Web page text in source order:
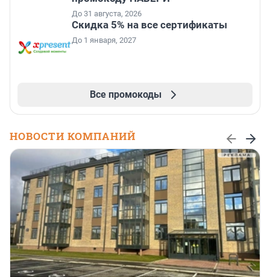
До 31 августа, 2026
Скидка 5% на все сертификаты
До 1 января, 2027
Все промокоды
НОВОСТИ КОМПАНИЙ